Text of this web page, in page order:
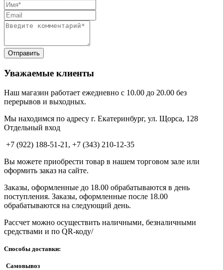
Уважаемые клиенты
Наш магазин работает ежедневно с 10.00 до 20.00 без
перерывов и выходных.
Мы находимся по адресу г. Екатеринбург, ул. Щорса, 128
Отдельный вход
+7 (922) 188-51-21, +7 (343) 210-12-35
Вы можете приобрести товар в нашем торговом зале или
оформить заказ на сайте.
Заказы, оформленные до 18.00 обрабатываются в день
поступления. Заказы, оформленные после 18.00
обрабатываются на следующий день.
Рассчет можно осуществить наличными, безналичными
средствами и по QR-коду/
Способы доставки:
Самовывоз